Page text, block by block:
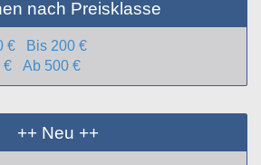
nach Preisklasse
€
Bis 200 €
€ Ab 500 €
++ Neu ++